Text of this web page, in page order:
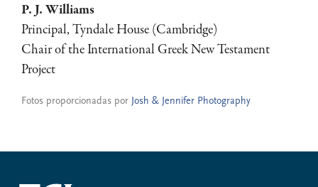
P. J. Williams
Principal, Tyndale House (Cambridge)
Chair of the International Greek New Testament
Project
Fotos proporcionadas por Josh & Jennifer Photography